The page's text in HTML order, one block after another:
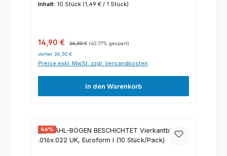
Inhalt: 10 Stück (1,49 € / 1 Stück)
Verkaufspreis:
14,90 € 26,50 € (43.77% gespart)
vorher 26,50 €
Preise exkl. MwSt. zzgl. Versandkosten
In den Warenkorb
46%